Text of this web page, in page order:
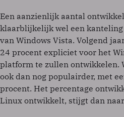
Een aanzienlijk aantal
klaarblijkelijk wel een kanteling
van Windows Vista. Volgend
24 procent expliciet voor het
platform te zullen ontwikkelen.
ook dan nog populairder, met
procent. Het percentage
Linux ontwikkelt, stijgt dan